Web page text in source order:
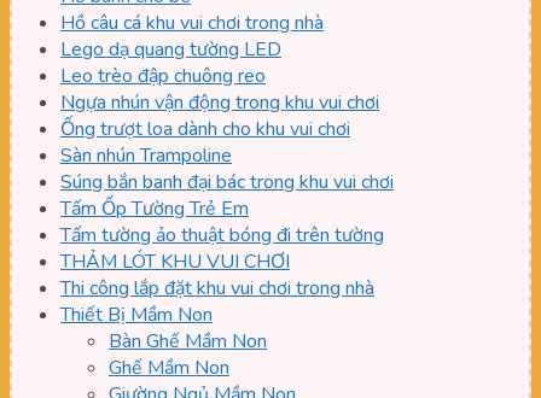
Hồ câu cá khu vui chơi trong nhà
Lego dạ quang tường LED
Leo trèo đập chuông reo
Ngựa nhún vận động trong khu vui chơi
Ống trượt loa dành cho khu vui chơi
Sàn nhún Trampoline
Súng bắn banh đại bác trong khu vui chơi
Tấm Ốp Tường Trẻ Em
Tấm tường ảo thuật bóng đi trên tường
THẢM LÓT KHU VUI CHƠI
Thi công lắp đặt khu vui chơi trong nhà
Thiết Bị Mầm Non
Bàn Ghế Mầm Non
Ghế Mầm Non